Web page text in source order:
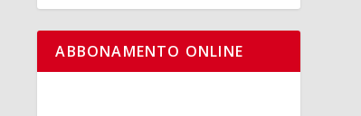
ABBONAMENTO ONLINE